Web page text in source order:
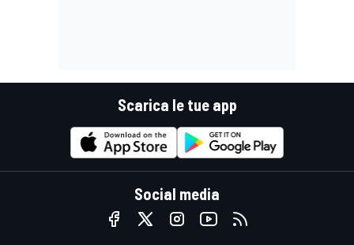
Scarica le tue app
Social media